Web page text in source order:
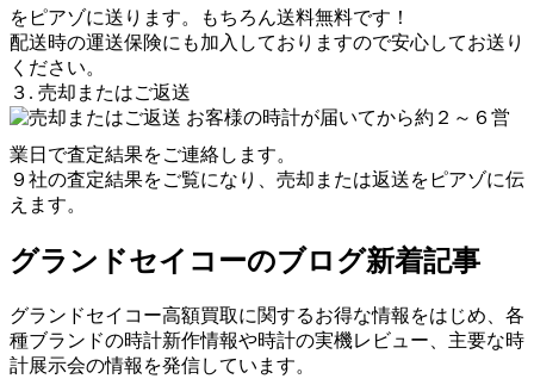
をピアゾに送ります。もちろん送料無料です！
配送時の運送保険にも加入しておりますので安心してお送り
ください。
３. 売却またはご返送
お客様の時計が届いてから約２～６営
業日で査定結果をご連絡します。
９社の査定結果をご覧になり、売却または返送をピアゾに伝
えます。
グランドセイコーのブログ新着記事
グランドセイコー高額買取に関するお得な情報をはじめ、各
種ブランドの時計新作情報や時計の実機レビュー、主要な時
計展示会の情報を発信しています。